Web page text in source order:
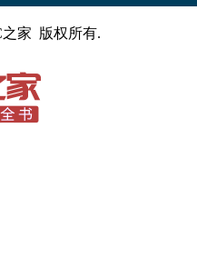
家 版权所有.